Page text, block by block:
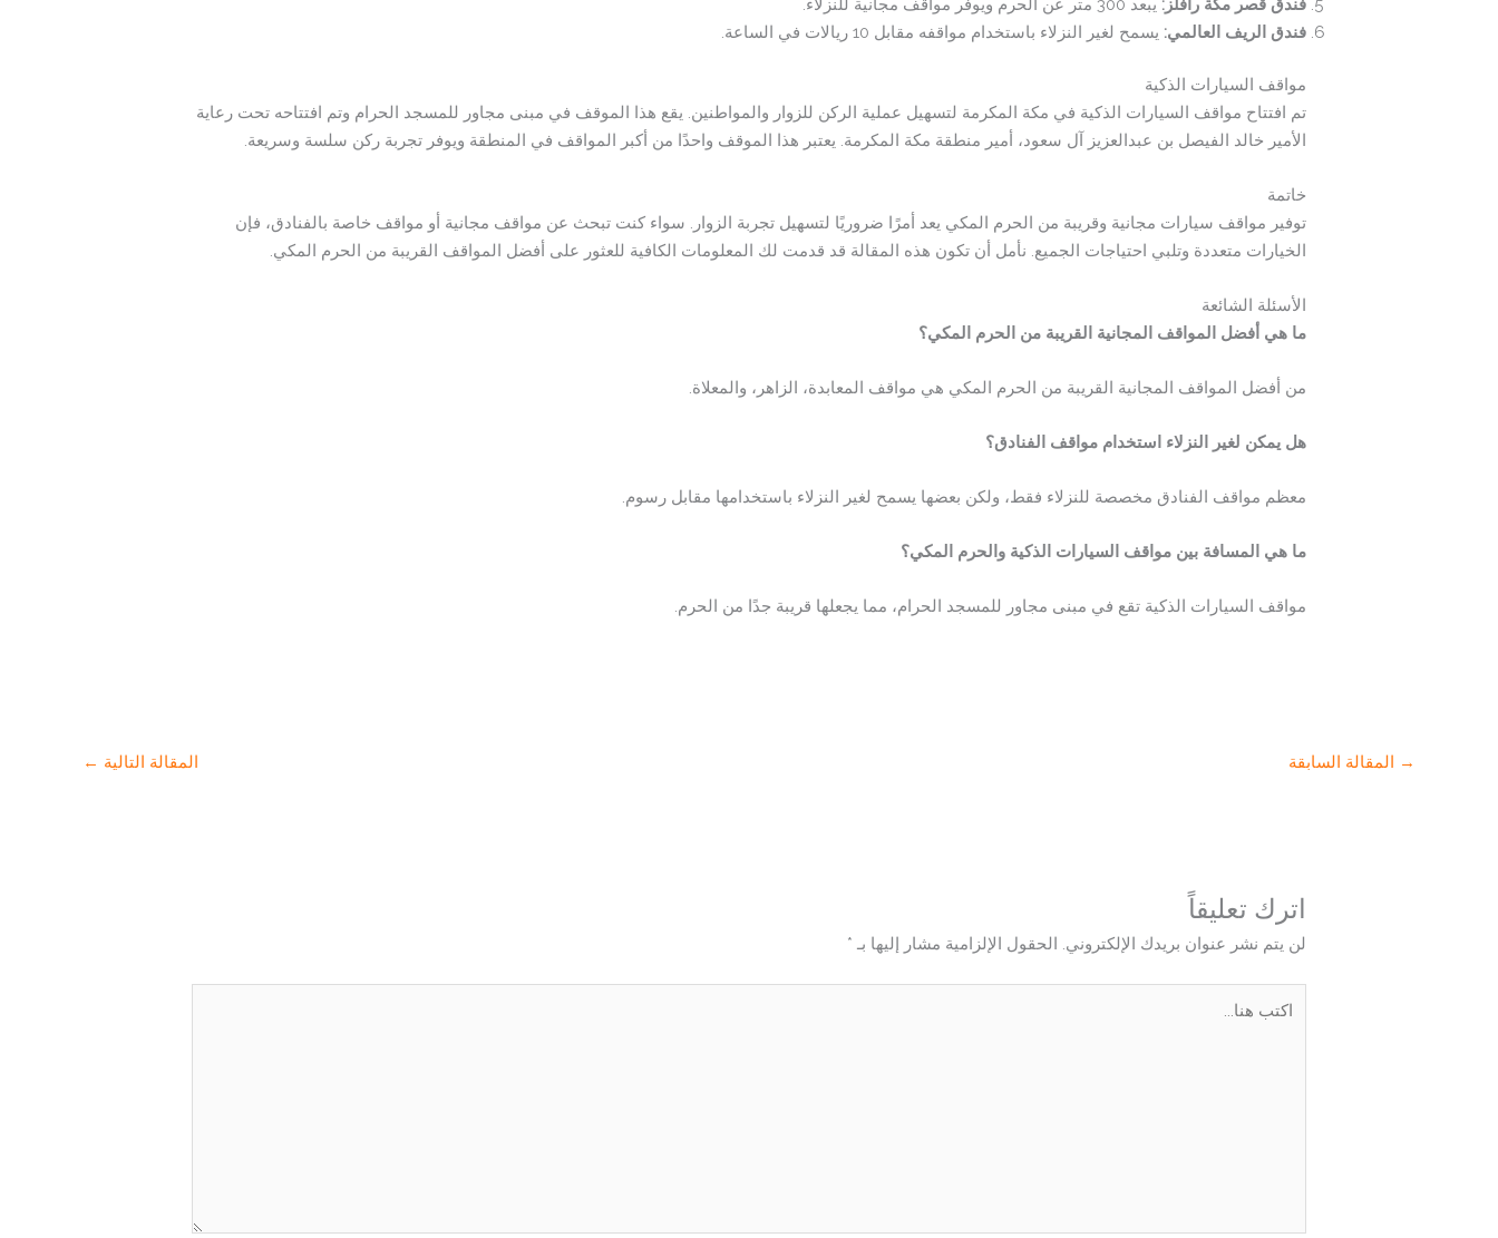
فندق الريف العالمي: يسمح لغير النزلاء باستخدام مواقفه مقابل 10 ريالات في الساعة.
مواقف السيارات الذكية
تم افتتاح مواقف السيارات الذكية في مكة المكرمة لتسهيل عملية الركن للزوار والمواطنين. يقع هذا الموقف في مبنى مجاور للمسجد الحرام وتم افتتاحه تحت رعاية
الأمير خالد الفيصل بن عبدالعزيز آل سعود، أمير منطقة مكة المكرمة. يعتبر هذا الموقف واحدًا من أكبر المواقف في المنطقة ويوفر تجربة ركن سلسة وسريعة.
خاتمة
توفير مواقف سيارات مجانية وقريبة من الحرم المكي يعد أمرًا ضروريًا لتسهيل تجربة الزوار. سواء كنت تبحث عن مواقف مجانية أو مواقف خاصة بالفنادق، فإن
الخيارات متعددة وتلبي احتياجات الجميع. نأمل أن تكون هذه المقالة قد قدمت لك المعلومات الكافية للعثور على أفضل المواقف القريبة من الحرم المكي.
الأسئلة الشائعة
ما هي أفضل المواقف المجانية القريبة من الحرم المكي؟
من أفضل المواقف المجانية القريبة من الحرم المكي هي مواقف المعابدة، الزاهر، والمعلاة.
هل يمكن لغير النزلاء استخدام مواقف الفنادق؟
معظم مواقف الفنادق مخصصة للنزلاء فقط، ولكن بعضها يسمح لغير النزلاء باستخدامها مقابل رسوم.
ما هي المسافة بين مواقف السيارات الذكية والحرم المكي؟
مواقف السيارات الذكية تقع في مبنى مجاور للمسجد الحرام، مما يجعلها قريبة جدًا من الحرم.
→ المقالة السابقة المقالة التالية ←
اترك تعليقاً
لن يتم نشر عنوان بريدك الإلكتروني. الحقول الإلزامية مشار إليها بـ *